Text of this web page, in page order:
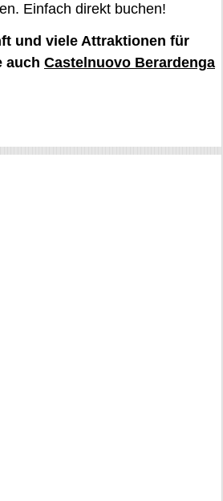
Einfach direkt buchen!
und viele Attraktionen für
auch Castelnuovo Berardenga